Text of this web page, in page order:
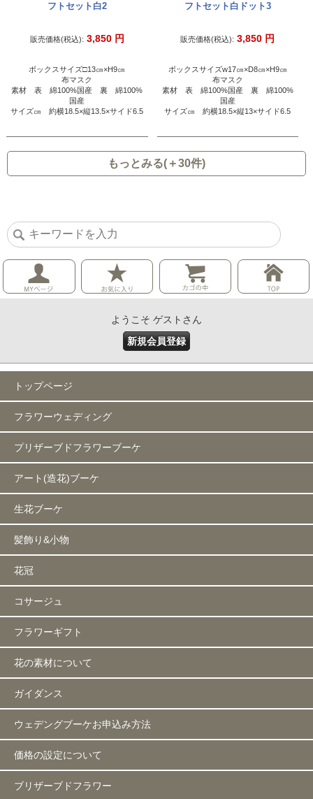
フトセット白2
販売価格(税込): 3,850 円
ボックスサイズ□13㎝×H9㎝
布マスク
素材 表 綿100%国産 裏 綿100%
国産
サイズ㎝ 約横18.5×縦13.5×サイド6.5
フトセット白ドット3
販売価格(税込): 3,850 円
ボックスサイズw17㎝×D8㎝×H9㎝
布マスク
素材 表 綿100%国産 裏 綿100%
国産
サイズ㎝ 約横18.5×縦13×サイド6.5
もっとみる(＋30件)
ようこそ ゲストさん
新規会員登録
トップページ
フラワーウェディング
プリザーブドフラワーブーケ
アート(造花)ブーケ
生花ブーケ
髪飾り&小物
花冠
コサージュ
フラワーギフト
花の素材について
ガイダンス
ウェデングブーケお申込み方法
価格の設定について
ブリザーブドフラワー